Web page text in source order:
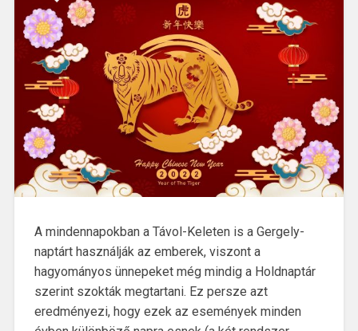
A mindennapokban a Távol-Keleten is a Gergely-
naptárt használják az emberek, viszont a
hagyományos ünnepeket még mindig a Holdnaptár
szerint szokták megtartani. Ez persze azt
eredményezi, hogy ezek az események minden